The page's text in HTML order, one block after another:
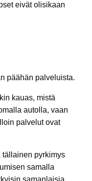
eivät olisikaan
päähän palveluista.
kauas, mistä
autolla, vaan
palvelut ovat
pyrkimys
samalla
samanlaisia